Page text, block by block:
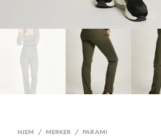
HJEM / MERKER / PARAMI